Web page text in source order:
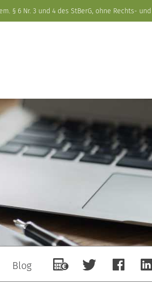
Blog
§ 6 Nr. 3 und 4 des StBerG, ohne Rechts-